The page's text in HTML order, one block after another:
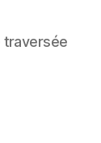
traversée